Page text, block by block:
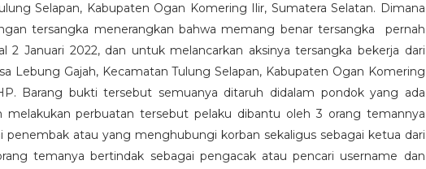
Selapan, Kabupaten Ogan Komering Ilir, Sumatera Selatan. Dimana
tersangka menerangkan bahwa memang benar tersangka pernah
2 Januari 2022, dan untuk melancarkan aksinya tersangka bekerja dari
Lebung Gajah, Kecamatan Tulung Selapan, Kabupaten Ogan Komering
Barang bukti tersebut semuanya ditaruh didalam pondok yang ada
melakukan perbuatan tersebut pelaku dibantu oleh 3 orang temannya
penembak atau yang menghubungi korban sekaligus sebagai ketua dari
temanya bertindak sebagai pengacak atau pencari username dan